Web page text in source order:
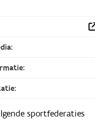
sportfederaties